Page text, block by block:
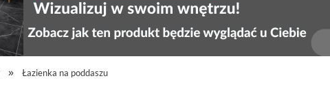
Łazienka na poddaszu